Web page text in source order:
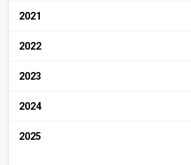
2021
2022
2023
2024
2025